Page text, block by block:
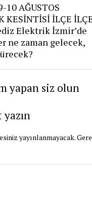
10 AĞUSTOS
KESİNTİSİ İLÇE
Elektrik İzmir’de
ne zaman gelecek,
yapan siz olun
yayınlanmayacak.